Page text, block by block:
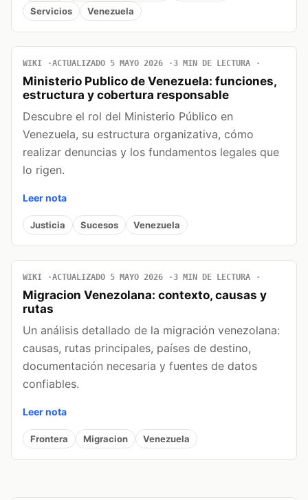
Servicios
Venezuela
WIKI ACTUALIZADO 5 MAYO 2026 3 MIN DE LECTURA
Ministerio Publico de Venezuela: funciones,
estructura y cobertura responsable
Descubre el rol del Ministerio Público en
Venezuela, su estructura organizativa, cómo
realizar denuncias y los fundamentos legales que
lo rigen.
Leer nota
Justicia Sucesos Venezuela
WIKI ACTUALIZADO 5 MAYO 2026 3 MIN DE LECTURA
Migracion Venezolana: contexto, causas y
rutas
Un análisis detallado de la migración venezolana:
causas, rutas principales, países de destino,
documentación necesaria y fuentes de datos
confiables.
Leer nota
Frontera Migracion Venezuela